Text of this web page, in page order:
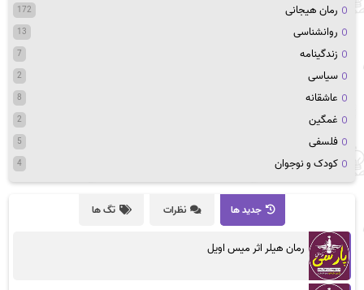
رمان هیجانی 172
روانشناسی 13
زندگینامه 7
سیاسی 2
عاشقانه 8
غمگین 2
فلسفی 5
کودک و نوجوان 4
جدید ها نظرات تگ ها
رمان هیلر اثر میس اویل